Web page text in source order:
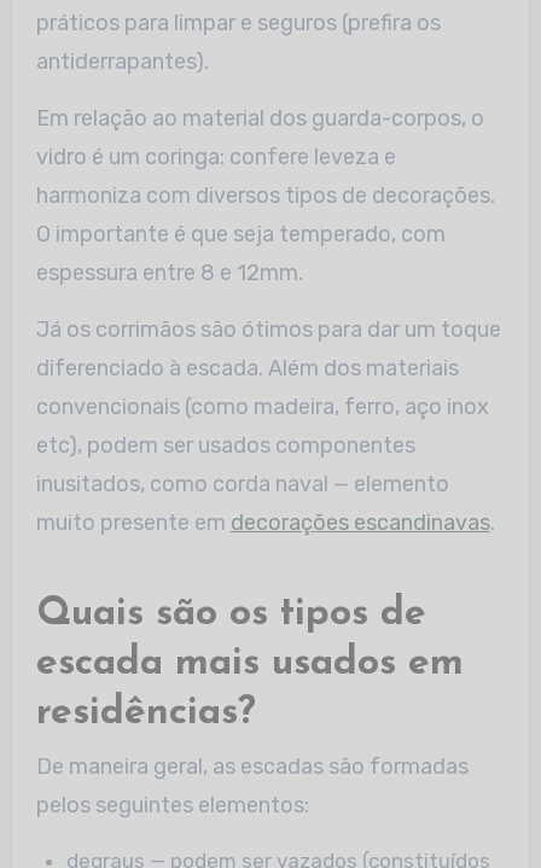
práticos para limpar e seguros (prefira os
antiderrapantes).
Em relação ao material dos guarda-corpos, o
vidro é um coringa: confere leveza e
harmoniza com diversos tipos de decorações.
O importante é que seja temperado, com
espessura entre 8 e 12mm.
Já os corrimãos são ótimos para dar um toque
diferenciado à escada. Além dos materiais
convencionais (como madeira, ferro, aço inox
etc), podem ser usados componentes
inusitados, como corda naval — elemento
muito presente em decorações escandinavas.
Quais são os tipos de
escada mais usados em
residências?
De maneira geral, as escadas são formadas
pelos seguintes elementos:
degraus — podem ser vazados (constituídos